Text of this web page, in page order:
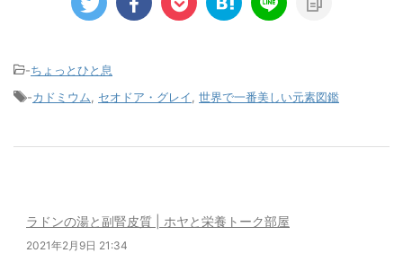
-ちょっとひと息
-カドミウム セオドア・グレイ 世界で一番美しい元素図鑑
ラドンの湯と副腎皮質 | ホヤと栄養トーク部屋
2021年2月9日 21:34